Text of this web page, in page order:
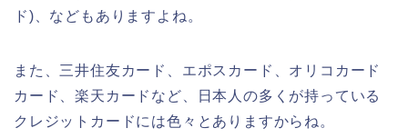
ド)、などもありますよね。
また、三井住友カード、エポスカード、オリコカード
カード、楽天カードなど、日本人の多くが持っている
クレジットカードには色々とありますからね。